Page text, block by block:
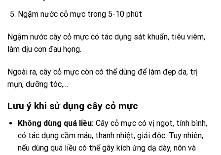
Ngậm nước cỏ mực trong 5-10 phút
Ngậm nước cây cỏ mực có tác dụng sát khuẩn, tiêu viêm,
làm dịu cơn đau họng.
Ngoài ra, cây cỏ mực còn có thể dùng để làm đẹp da, trị
mụn, dưỡng tóc,…
Lưu ý khi sử dụng cây cỏ mực
Không dùng quá liều:Cây cỏ mực có vị ngọt, tính bình,
có tác dụng cầm máu, thanh nhiệt, giải độc. Tuy nhiên,
nếu dùng quá liều có thể gây kích ứng dạ dày, nôn và